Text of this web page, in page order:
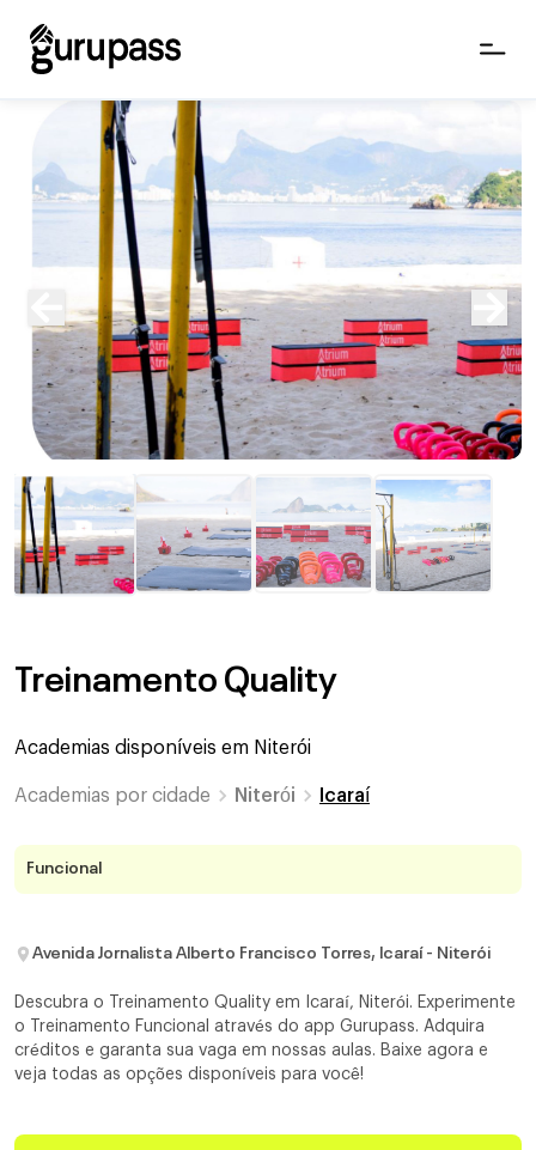
Treinamento Quality
Academias disponíveis em Niterói
Academias por cidade Niterói Icaraí
Funcional
Avenida Jornalista Alberto Francisco Torres, Icaraí - Niterói
Descubra o Treinamento Quality em Icaraí, Niterói. Experimente
o Treinamento Funcional através do app Gurupass. Adquira
créditos e garanta sua vaga em nossas aulas. Baixe agora e
veja todas as opções disponíveis para você!